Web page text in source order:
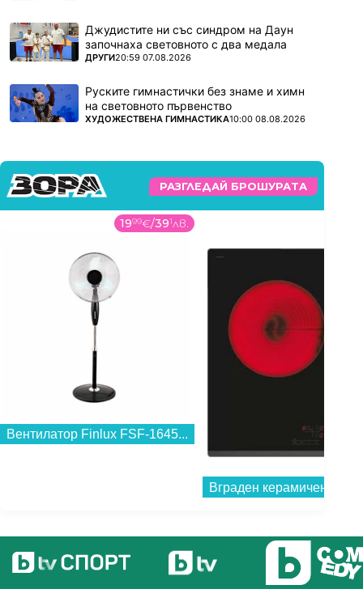
Джудистите ни със синдром на Даун
започнаха световното с два медала
ПОВЕЧЕ ОТ
ДРУГИ20:59 07.08.2026
Руските гимнастички без знаме и химн
на световното първенство
ПОВЕЧЕ ОТ
ХУДОЖЕСТВЕНА ГИМНАСТИКА10:00 08.08.2026
РАЗГЛЕДАЙ БРОШУРАТА
1999€/391лв.
Вентилатор Finlux FSF-1645...